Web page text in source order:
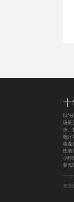
十
以“
场景
步、
医疗
格遵
性测
小时
业无
友情